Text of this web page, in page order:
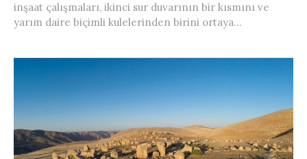
inşaat çalışmaları, ikinci sur duvarının bir kısmını ve
yarım daire biçimli kulelerinden birini ortaya...